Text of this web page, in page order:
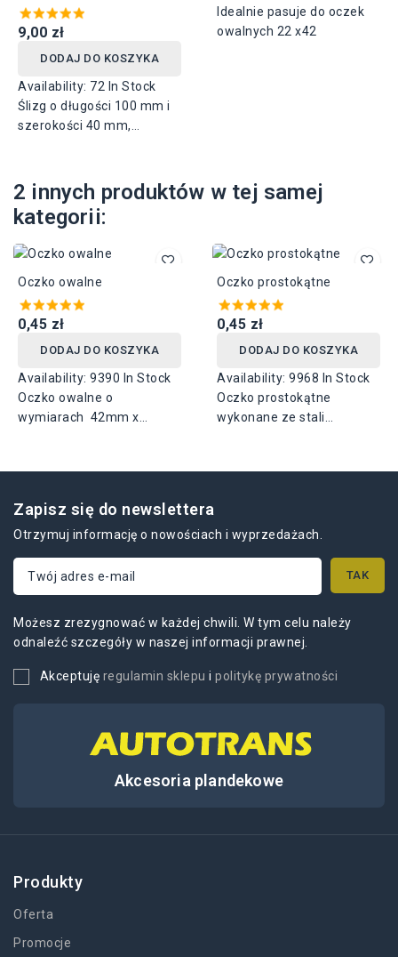
9,00 zł
DODAJ DO KOSZYKA
Availability: 72 In Stock
Ślizg o długości 100 mm i
szerokości 40 mm,
transportowy.
antracyt, czarny, ecri, biały.
Wysokość stopki 17 mm,
Idealnie pasuje do oczek
owalnych 22 x42
2 innych produktów w tej samej
kategorii:
Oczko owalne
0,45 zł
DODAJ DO KOSZYKA
Availability: 9390 In Stock
Oczko owalne o
wymiarach 42mm x
ocynkowanej lub
Oczko prostokątne
0,45 zł
DODAJ DO KOSZYKA
Availability: 9968 In Stock
Oczko prostokątne
wykonane ze stali
x 8mm lub 38mm x 8mm.
Zapisz się do newslettera
Otrzymuj informację o nowościach i wyprzedażach.
Możesz zrezygnować w każdej chwili. W tym celu należy
odnaleźć szczegóły w naszej informacji prawnej.
Akceptuję regulamin sklepu i politykę prywatności
Akcesoria plandekowe
Produkty
Oferta
Promocje